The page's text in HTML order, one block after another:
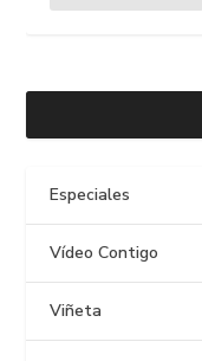
Especiales
Vídeo Contigo
Viñeta